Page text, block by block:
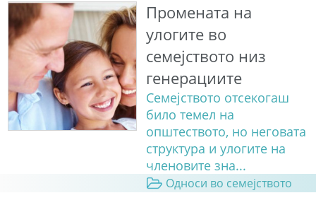
Промената на
улогите во
семејството низ
генерациите
Семејството отсекогаш
било темел на
општеството, но неговата
структура и улогите на
членовите зна...
Односи во семејството